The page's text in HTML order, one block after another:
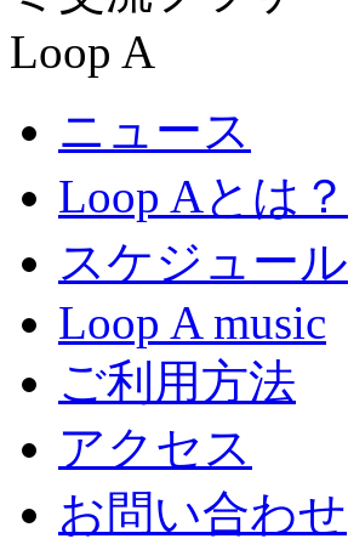
ニュース
Loop Aとは？
スケジュール
Loop A music
ご利用方法
アクセス
お問い合わせ